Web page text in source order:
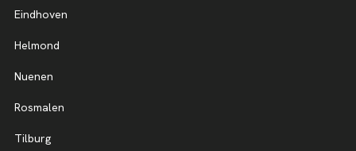
Eindhoven
Helmond
Nuenen
Rosmalen
Tilburg